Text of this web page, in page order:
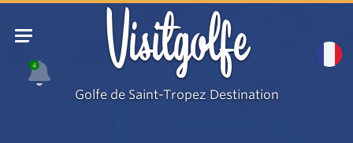
4 Visitgolfe
Golfe de Saint-Tropez Destination